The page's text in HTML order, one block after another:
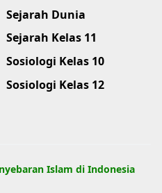
Sejarah Dunia
Sejarah Kelas 11
Sosiologi Kelas 10
Sosiologi Kelas 12
Islam di Indonesia